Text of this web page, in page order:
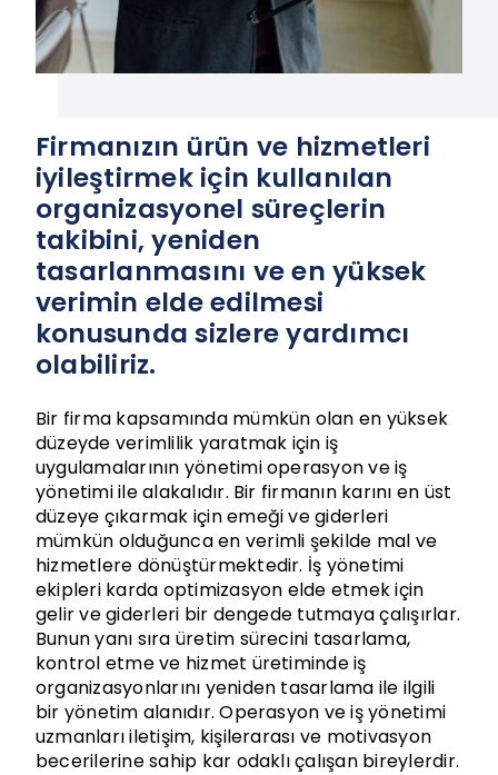
Firmanızın ürün ve hizmetleri
iyileştirmek için kullanılan
organizasyonel süreçlerin
takibini, yeniden
tasarlanmasını ve en yüksek
verimin elde edilmesi
konusunda sizlere yardımcı
olabiliriz.
Bir firma kapsamında mümkün olan en yüksek
düzeyde verimlilik yaratmak için iş
uygulamalarının yönetimi operasyon ve iş
yönetimi ile alakalıdır. Bir firmanın karını en üst
düzeye çıkarmak için emeği ve giderleri
mümkün olduğunca en verimli şekilde mal ve
hizmetlere dönüştürmektedir. İş yönetimi
ekipleri karda optimizasyon elde etmek için
gelir ve giderleri bir dengede tutmaya çalışırlar.
Bunun yanı sıra üretim sürecini tasarlama,
kontrol etme ve hizmet üretiminde iş
organizasyonlarını yeniden tasarlama ile ilgili
bir yönetim alanıdır. Operasyon ve iş yönetimi
uzmanları iletişim, kişilerarası ve motivasyon
becerilerine sahip kar odaklı çalışan bireylerdir.